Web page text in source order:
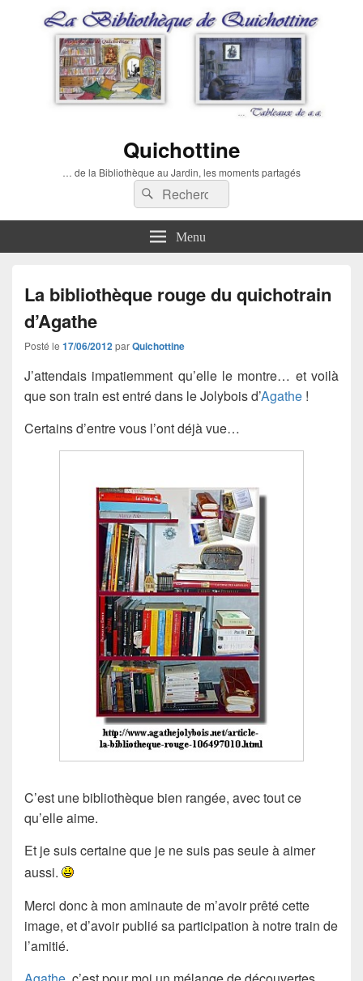
Quichottine
… de la Bibliothèque au Jardin, les moments partagés
Recherche :
Rechercher
Menu
La bibliothèque rouge du quichotrain
d’Agathe
Posté le 17/06/2012 parQuichottine
J’attendais impatiemment qu’elle le montre… et voilà
que son train est entré dans le Jolybois d’Agathe !
Certains d’entre vous l’ont déjà vue…
C’est une bibliothèque bien rangée, avec tout ce
qu’elle aime.
Et je suis certaine que je ne suis pas seule à aimer
aussi.
Merci donc à mon aminaute de m’avoir prêté cette
image, et d’avoir publié sa participation à notre train de
l’amitié.